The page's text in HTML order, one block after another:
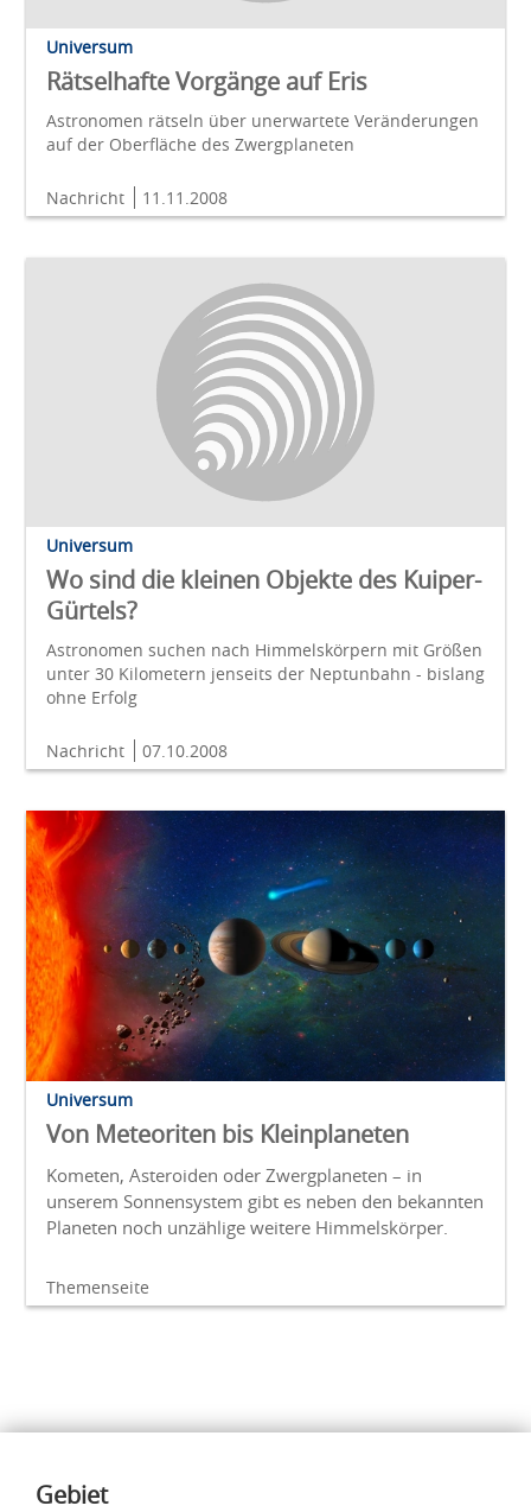
Universum
Rätselhafte Vorgänge auf Eris
Astronomen rätseln über unerwartete Veränderungen
auf der Oberfläche des Zwergplaneten
Nachricht 11.11.2008
Universum
Wo sind die kleinen Objekte des Kuiper-
Gürtels?
Astronomen suchen nach Himmelskörpern mit Größen
unter 30 Kilometern jenseits der Neptunbahn - bislang
ohne Erfolg
Nachricht 07.10.2008
Universum
Von Meteoriten bis Kleinplaneten
Kometen, Asteroiden oder Zwergplaneten – in
unserem Sonnensystem gibt es neben den bekannten
Planeten noch unzählige weitere Himmelskörper.
Themenseite
Inhalte
Gebiet